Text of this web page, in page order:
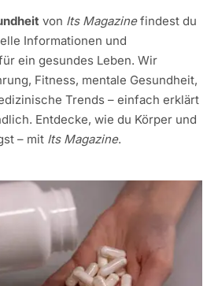
von Its Magazinefindest du
Informationen und
ein gesundes Leben. Wir
Fitness, mentale Gesundheit,
Trends – einfach erklärt
Entdecke, wie du Körper und
– mit Its Magazine.